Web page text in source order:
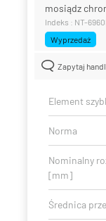
mosiądz
Indeks : NT-
Wyprzedaż
Zapytaj
Element
Norma
Nominalny
[mm]
Średnica